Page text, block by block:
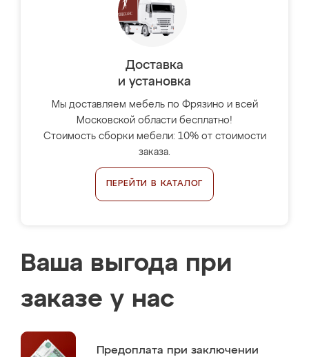
Доставка
и установка
Мы доставляем мебель по Фрязино и всей
Московской области бесплатно!
Стоимость сборки мебели: 10% от стоимости
заказа.
ПЕРЕЙТИ В КАТАЛОГ
Ваша выгода при
заказе у нас
Предоплата при заключении